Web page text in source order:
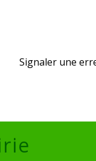
Signaler une